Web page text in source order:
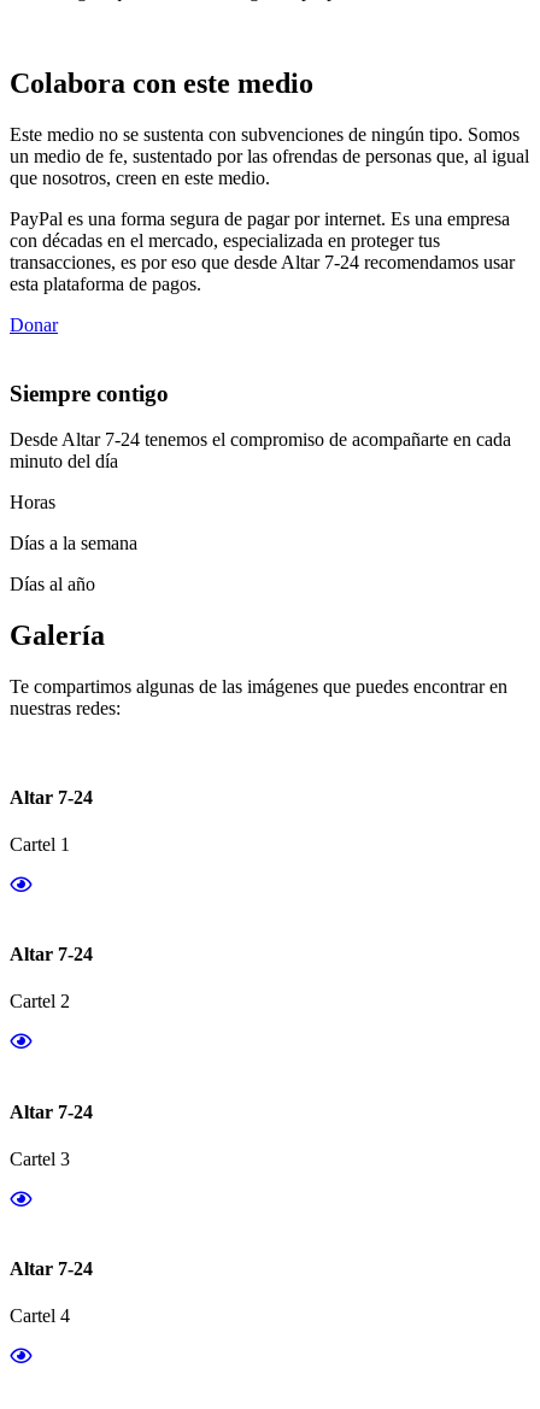
Colabora con este medio
Este medio no se sustenta con subvenciones de ningún tipo. Somos
un medio de fe, sustentado por las ofrendas de personas que, al igual
que nosotros, creen en este medio.
PayPal es una forma segura de pagar por internet. Es una empresa
con décadas en el mercado, especializada en proteger tus
transacciones, es por eso que desde Altar 7-24 recomendamos usar
esta plataforma de pagos.
Donar
Siempre contigo
Desde Altar 7-24 tenemos el compromiso de acompañarte en cada
minuto del día
Horas
Días a la semana
Días al año
Galería
Te compartimos algunas de las imágenes que puedes encontrar en
nuestras redes:
Altar 7-24
Cartel 1
Altar 7-24
Cartel 2
Altar 7-24
Cartel 3
Altar 7-24
Cartel 4